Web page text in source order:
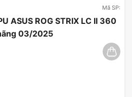
Mã SP:
ASUS ROG STRIX LC II 360
03/2025